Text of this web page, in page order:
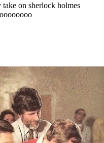
on sherlock holmes